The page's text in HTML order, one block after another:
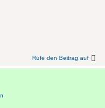
Rufe den Beitrag auf